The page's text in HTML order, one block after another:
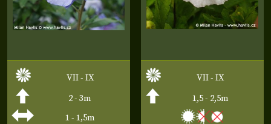
VII - IX
2 - 3m
1 - 1,5m
VII - IX
1,5 - 2,5m